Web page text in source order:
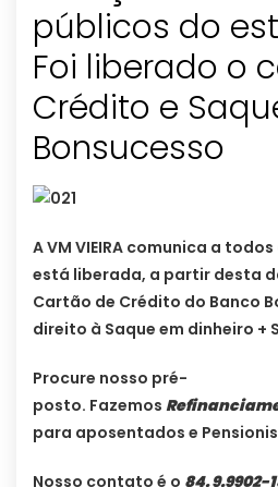
públicos do
Foi liberado o
Crédito e
Bonsucesso
A VM VIEIRA comunica a
está liberada, a partir desta
Cartão de Crédito do Banco
direito à Saque em dinheiro +
Procure nosso pré-
posto. Fazemos
para aposentados e
Nosso contato é o 84. 9.9902-